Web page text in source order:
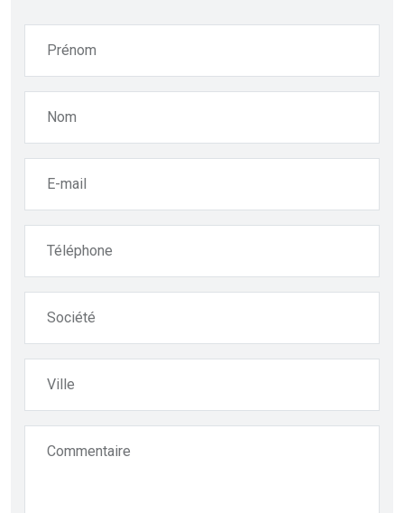
Prénom
Nom
E-mail
Téléphone
Société
Ville
Commentaire